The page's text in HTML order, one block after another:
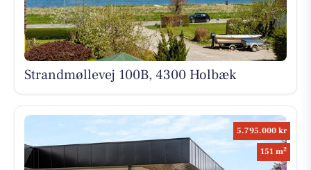
Strandmøllevej 100B, 4300 Holbæk
5.795.000 kr
151 m2